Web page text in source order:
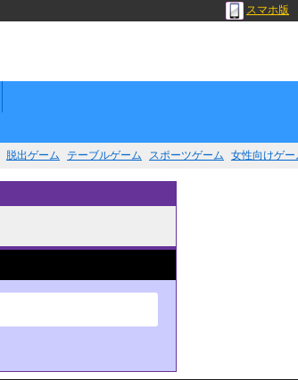
スマホ版
脱出ゲーム テーブルゲーム スポーツゲーム 女性向けゲー